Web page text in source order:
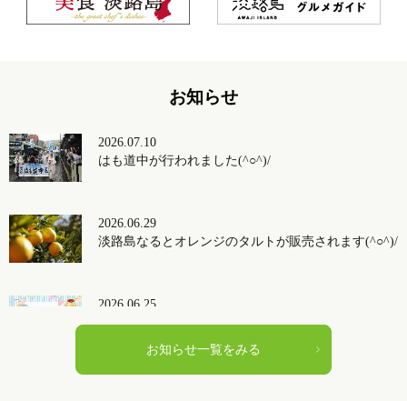
お知らせ
2026.07.10
はも道中が行われました(^○^)/
2026.06.29
淡路島なるとオレンジのタルトが販売されます(^○^)/
2026.06.25
淡路島の牛乳キャンペーン2026が始まりますヾ
お知らせ一覧をみる